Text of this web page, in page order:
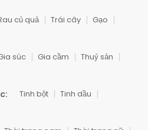
củ quả Trái cây
Gạo
súc Gia cầm
Thuỷ sản
Tinh bột
Tinh dầu